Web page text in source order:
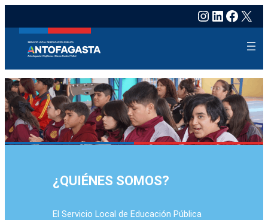
Instagram
LinkedIn
X
¿QUIÉNES SOMOS?
El Servicio Local de Educación Pública